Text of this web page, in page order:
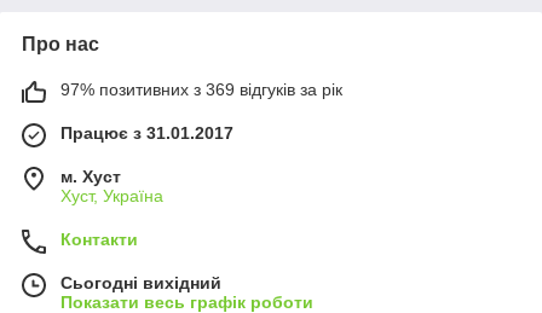
Про нас
97% позитивних з 369 відгуків за рік
Працює з 31.01.2017
м. Хуст
Хуст, Україна
Контакти
Сьогодні вихідний
Показати весь графік роботи